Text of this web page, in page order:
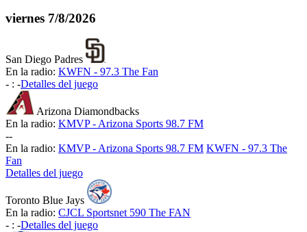
viernes 7/8/2026
San Diego Padres
En la radio: KWFN - 97.3 The Fan
- : -Detalles del juego
Arizona Diamondbacks
En la radio: KMVP - Arizona Sports 98.7 FM
--
En la radio: KMVP - Arizona Sports 98.7 FM KWFN - 97.3 The
Fan
Detalles del juego
Toronto Blue Jays
En la radio: CJCL Sportsnet 590 The FAN
- : -Detalles del juego